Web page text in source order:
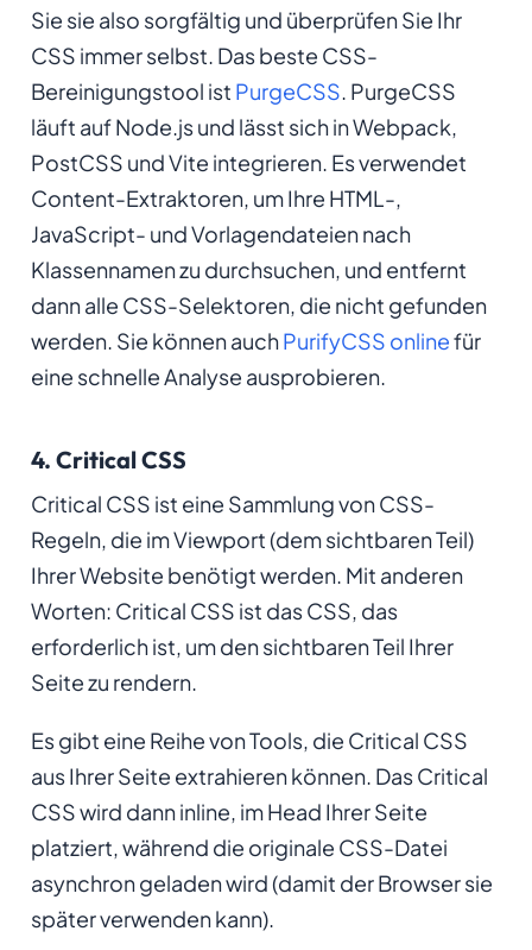
Sie sie also sorgfältig und überprüfen Sie Ihr
CSS immer selbst. Das beste CSS-
Bereinigungstool ist PurgeCSS. PurgeCSS
läuft auf Node.js und lässt sich in Webpack,
PostCSS und Vite integrieren. Es verwendet
Content-Extraktoren, um Ihre HTML-,
JavaScript- und Vorlagendateien nach
Klassennamen zu durchsuchen, und entfernt
dann alle CSS-Selektoren, die nicht gefunden
werden. Sie können auchPurifyCSS onlinefür
eine schnelle Analyse ausprobieren.
4. Critical CSS
Critical CSS ist eine Sammlung von CSS-
Regeln, die im Viewport (dem sichtbaren Teil)
Ihrer Website benötigt werden. Mit anderen
Worten: Critical CSS ist das CSS, das
erforderlich ist, um den sichtbaren Teil Ihrer
Seite zu rendern.
Es gibt eine Reihe von Tools, die Critical CSS
aus Ihrer Seite extrahieren können. Das Critical
CSS wird dann inline, im Head Ihrer Seite
platziert, während die originale CSS-Datei
asynchron geladen wird (damit der Browser sie
später verwenden kann).